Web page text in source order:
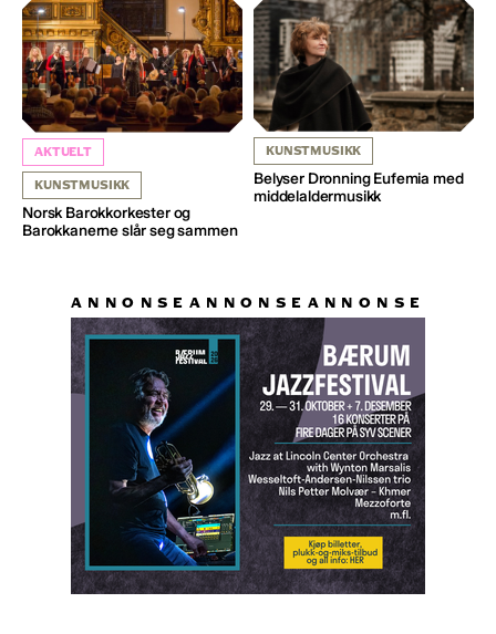
AKTUELT
KUNSTMUSIKK
Norsk Barokkorkester og
Barokkanerne slår seg sammen
KUNSTMUSIKK
Belyser Dronning Eufemia med
middelaldermusikk